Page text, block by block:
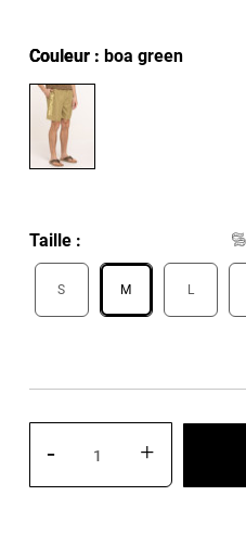
Couleur
Couleur : boa green
Taille
S M L
- +